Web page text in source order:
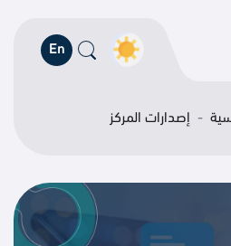
En
إصدارات المركز